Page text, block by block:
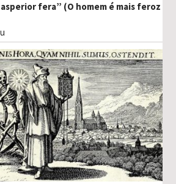
fera” (O homem é mais feroz